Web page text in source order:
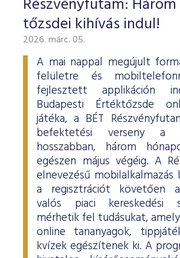
ESG Útmutató
Részvényfutam:
tőzsdei kihívás indul!
2026. márc. 05.
A mai nappal megújult
felületre és
fejlesztett applikáción
Budapesti Értéktőzsde
játéka, a BÉT
befektetési verseny a
hosszabban, három
egészen május végéig. A
elnevezésű
a regisztrációt követően
valós piaci kereskedési
mérhetik fel tudásukat,
online tananyagok,
kvízek egészítenek ki. A